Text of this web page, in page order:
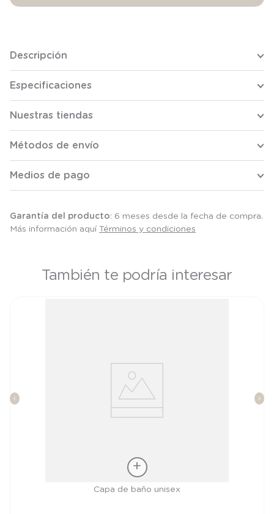
Descripción
Especificaciones
Nuestras tiendas
Métodos de envío
Medios de pago
Garantía del producto: 6 meses desde la fecha de compra.
Más información aquí Términos y condiciones
También te podría interesar
Capa de baño unisex